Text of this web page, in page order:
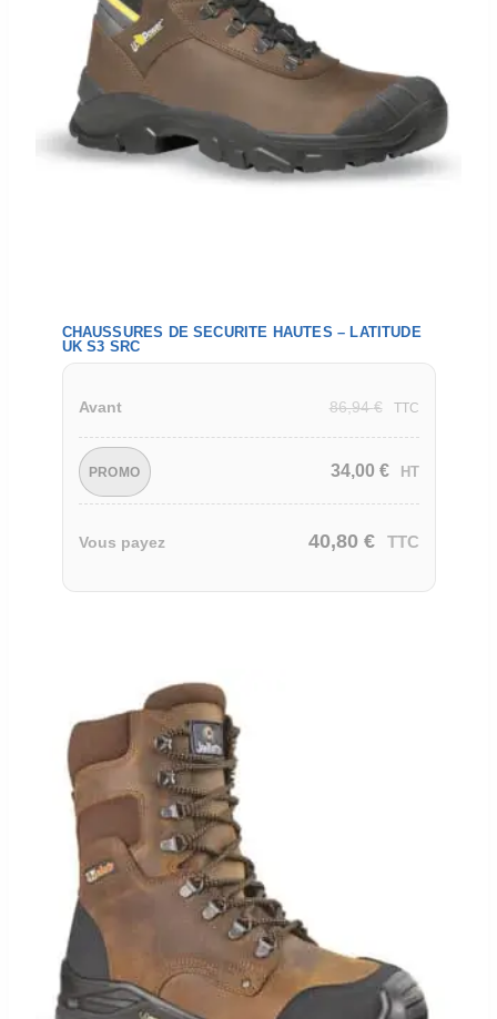
CHAUSSURES DE SECURITE HAUTES – LATITUDE
UK S3 SRC
Avant 86,94€ TTC
PROMO 34,00 € HT
Vous payez 40,80 € TTC